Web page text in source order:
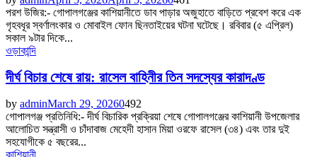
পরশ উজির:- গোপালগঞ্জের কাশিয়ানীতে ডাব পাড়ার অজুহাতে বাড়িতে প্রবেশ করে এক
গৃহবধূর স্বর্ণালংকার ও মোবাইল ফোন ছিনতাইয়ের ঘটনা ঘটেছে। রবিবার (৫ এপ্রিল)
সকাল ৯টার দিকে...
ওড়াকান্দি
দীর্ঘ বিচার শেষে রায়: রাসেল বাহিনীর তিন সদস্যের কারাদণ্ড
by adminMarch 29, 20260492
গোপালগঞ্জ প্রতিনিধি:- দীর্ঘ বিচারিক প্রক্রিয়া শেষে গোপালগঞ্জের কাশিয়ানী উপজেলার
আলোচিত সন্ত্রাসী ও চাঁদাবাজ মেহেদী হাসান মিয়া ওরফে রাসেল (৩৪) এবং তার দুই
সহযোগীকে ৫ বছরের...
কাশিয়ানী